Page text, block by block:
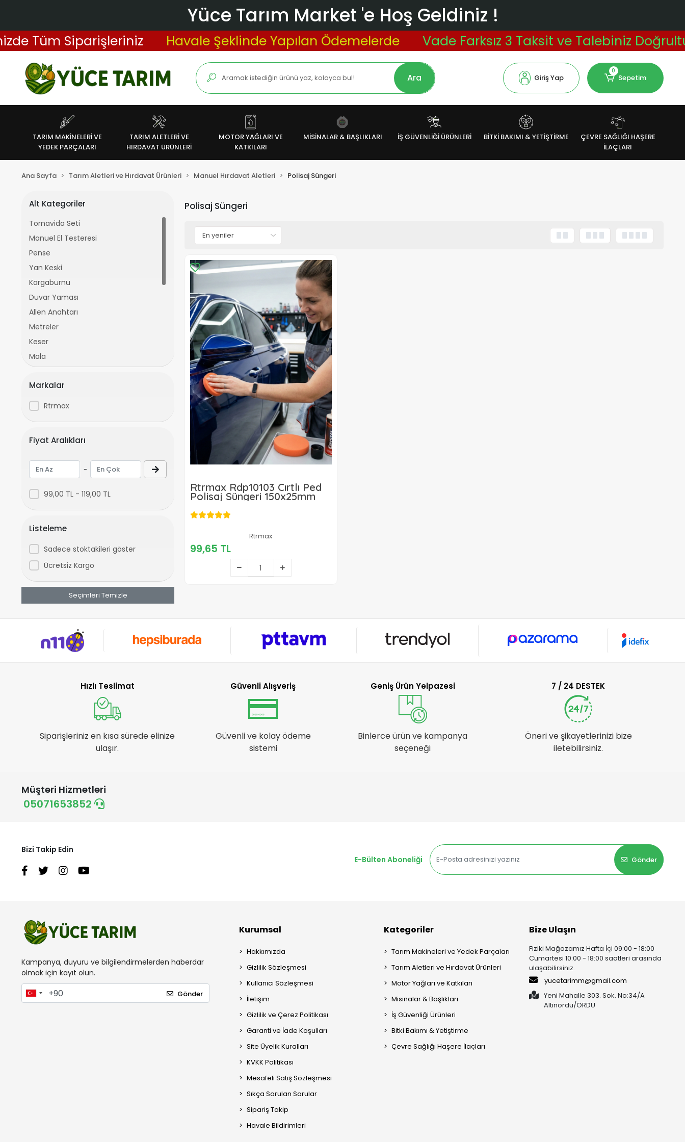
Yüce Tarım Market 'e Hoş Geldiniz !
Tüm Siparişleriniz Havale Şeklinde Yapılan Ödemelerde Vade Farksız 3 Taksit ve Talebiniz
Ara Giriş Yap
0
Sepetim
TARIM MAKİNELERİ VE
YEDEK PARÇALARI
TARIM ALETLERİ VE
HIRDAVAT ÜRÜNLERİ
MOTOR YAĞLARI VE
KATKILARI
MİSİNALAR & BAŞLIKLARI İŞ GÜVENLİĞİ ÜRÜNLERİ BİTKİ BAKIMI & YETİŞTİRME
ÇEVRE SAĞLIĞI HAŞERE
İLAÇLARI
Ana Sayfa Tarım Aletleri ve Hırdavat Ürünleri Manuel Hırdavat Aletleri Polisaj Süngeri
Alt Kategoriler
Tornavida Seti
Manuel El Testeresi
Pense
Yan Keski
Kargaburnu
Duvar Yaması
Allen Anahtarı
Metreler
Keser
Mala
Çekiç
Maket Bıçağı & Bıçak Ucu
Boş Takım Çantası (Kutusu)
Temel Aletler ve Takım Seti
Hava Tabancası Ucu (Kompresörler
Polisaj Süngeri
Markalar
Rtrmax
Fiyat Aralıkları
-
99,00 TL - 119,00 TL
Listeleme
Sadece stoktakileri göster
Ücretsiz Kargo
Seçimleri Temizle
Polisaj Süngeri
Rtrmax Rdp10103 Cırtlı Ped
Polisaj Süngeri 150x25mm
Rtrmax
99,65 TL
99,65 TL
Sepete Ekle
Hızlı Teslimat
Siparişleriniz en kısa sürede elinize
ulaşır.
Güvenli Alışveriş
Güvenli ve kolay ödeme
sistemi
Geniş Ürün Yelpazesi
Binlerce ürün ve kampanya
seçeneği
7 / 24 DESTEK
Öneri ve şikayetlerinizi bize
iletebilirsiniz.
Müşteri Hizmetleri
05071653852
Bizi Takip Edin
E-Bülten Aboneliği
Gönder
Kampanya, duyuru ve bilgilendirmelerden haberdar
olmak için kayıt olun.
Gönder
Kurumsal
Hakkımızda
Gizlilik Sözleşmesi
Kullanıcı Sözleşmesi
İletişim
Gizlilik ve Çerez Politikası
Garanti ve İade Koşulları
Site Üyelik Kuralları
KVKK Politikası
Mesafeli Satış Sözleşmesi
Sıkça Sorulan Sorular
Sipariş Takip
Havale Bildirimleri
Kategoriler
Tarım Makineleri ve Yedek Parçaları
Tarım Aletleri ve Hırdavat Ürünleri
Motor Yağları ve Katkıları
Misinalar & Başlıkları
İş Güvenliği Ürünleri
Bitki Bakımı & Yetiştirme
Çevre Sağlığı Haşere İlaçları
Bize Ulaşın
Fiziki Mağazamız Hafta İçi 09:00 - 18:00
Cumartesi 10:00 - 18:00 saatleri arasında
ulaşabilirsiniz.
yucetarimm@gmail.com
Yeni Mahalle 303. Sok. No:34/A
Altınordu/ORDU​​​​​​​